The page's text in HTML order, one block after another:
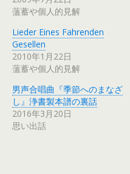
薀蓄や個人的見解
Lieder Eines Fahrenden
Gesellen
2010年1月22日
薀蓄や個人的見解
男声合唱曲『季節へのまなざ
し』浄書製本譜の裏話
2016年3月20日
思い出話